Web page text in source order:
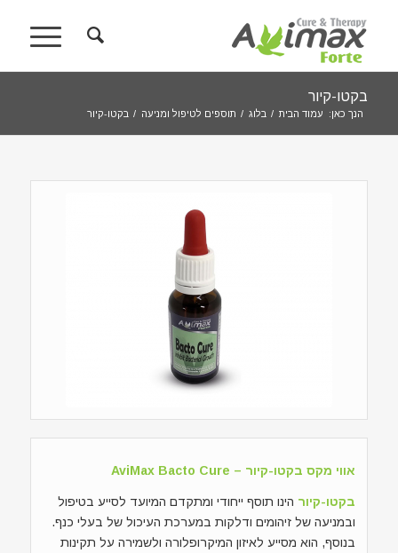
בקטו-קיור
הנך כאן: עמוד הבית / בלוג / תוספים לטיפול ומניעה / בקטו-קיור
אווי מקס בקטו-קיור – AviMax Bacto Cure
בקטו-קיור הינו תוסף ייחודי ומתקדם המיועד לסייע בטיפול
ובמניעה של זיהומים ודלקות במערכת העיכול של בעלי כנף.
בנוסף, הוא מסייע לאיזון המיקרופלורה ולשמירה על תקינות